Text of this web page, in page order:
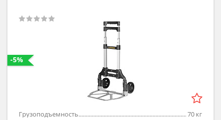
-5%
Грузоподъемность 70 кг